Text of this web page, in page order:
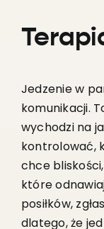
Jedzenie w
komunikacji.
wychodzi na
kontrolować,
chce
które
posiłków,
dlatego, że